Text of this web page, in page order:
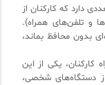
دارد که کارکنان از
و تلفن‌های همراه).
بدون محافظ بماند،
کارکنان، یکی از این
دستگاه‌های شخصی،
و دانشگاه‌ها